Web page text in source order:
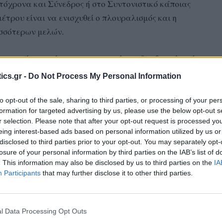
- Do Not Process My Personal Information
opt-out of the sale, sharing to third parties, or processing of your
for targeted advertising by us, please use the below opt-out
selection. Please note that after your opt-out request is processed
interest-based ads based on personal information utilized by us
to third parties prior to your opt-out. You may separately
of your personal information by third parties on the IAB’s list of
This information may also be disclosed by us to third parties on the
Participants that may further disclose it to other third parties.
Data Processing Opt Outs
και Σύνεδρος ή στο Συντονιστικό κάποιας
είναι να ενισχυθεί ο πλουραλισμός και η
μελών.
παρά τις πρόσφατες αποχωρήσεις, δεν θα εκλεγεί
του ίδιου του Οργάνου, υιοθετώντας την
από την Κουμουνδούρου πάντως, αφήνουν
μέλλον, ακόμα και πριν το τακτικό Συνέδριο.
αντιπολίτευση, στόχος του κόμματος είναι η
αλλά και η αυτοκριτική.
δυνάμεις της ευρωπαϊκής
συνεργασίας σε ευρωπαϊκό επίπεδο
στις ευρωεκλογές, για την αλλαγή των
Κοινωνική και Πράσινη Ευρώπη